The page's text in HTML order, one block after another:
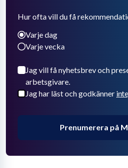
Hur ofta vill du få
Varje dag
Varje vecka
Jag vill få nyhetsbrev och
arbetsgivare.
Jag har läst och godkänner
Prenumerera på